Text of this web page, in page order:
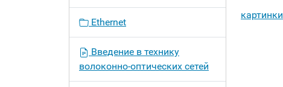
картинки
Ethernet
Введение в технику
волоконно-оптических сетей